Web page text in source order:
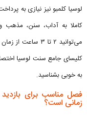
لوسیا کلمبو نیز نیازی به
کاملا به آداب، سنن، مذهب
می‌توانید ۲ تا ۳
کلیسای جامع سنت لوسیا
به خوبی بشناسید.
فصل مناسب برای
زمانی است؟